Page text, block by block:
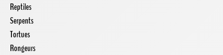
Reptiles
Serpents
Tortues
Rongeurs